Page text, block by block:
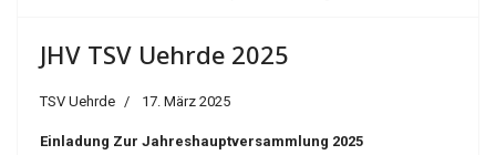
JHV TSV Uehrde 2025
TSV Uehrde 17. März 2025
Einladung Zur Jahreshauptversammlung 2025